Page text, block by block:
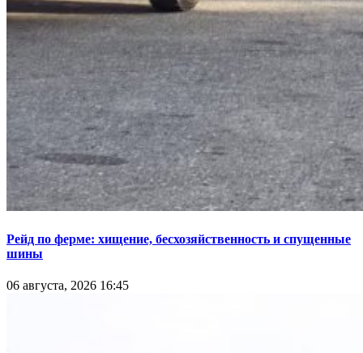
Рейд по ферме: хищение, бесхозяйственность и спущенные
шины
06 августа, 2026 16:45